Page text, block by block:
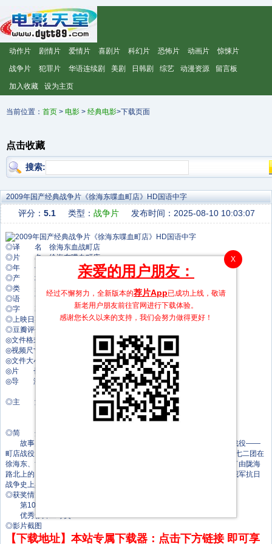
动作片 剧情片 爱情片 喜剧片 科幻片 恐怖片 动画片 惊悚片
战争片 犯罪片 华语连续剧 美剧 日韩剧 综艺 动漫资源 留言板
加入收藏 设为主页
当前位置： 首页 > 电影 > 经典电影>下载页面
点击收藏
搜索:
2009年国产经典战争片《徐海东喋血町店》HD国语中字
评分： 5.1 类型： 战争片 发布时间：2025-08-10 10:03:07
◎译 名 徐海东血战町店
◎片 名 徐海东喋血町店
◎年 代 2009
◎产 地 中国大陆
◎类 别 战争
◎语 言 汉语普通话
◎字 幕 中文字幕
◎上映日期 2009-10-07
◎豆瓣评分 5.1/10 from 134 users
◎文件格式 x264 + ACC
◎视频尺寸 1920 x 1080
◎文件大小 1504 MB
◎片 长 91 Mins
◎导 演 安战军
◎主 演 许亚军
◎简 介
故事片《徐海东血战町店》讲述了发生在阳城县町店镇的一场著名战役——
町店战役。1938年7月6日，八路军第一一五师三四四旅和第三八六旅七七二团在
徐海东、黄克诚指挥下，在阳城县北部芦苇河畔的町店一带，成功伏击了由陇海
路北上的日军第二十五师团机械化部队，击毙日军千余人，这场战役在我军抗日
战争史上具有与“平型关大捷”同等重要的历史地位。
◎获奖情况
第10届百合奖(2010)
优秀影片二等奖
◎影片截图
【下载地址】本站专属下载器：点击下方链接 即可享
X
亲爱的用户朋友：
经过不懈努力，全新版本的荐片App已成功上线，敬请
新老用户朋友前往官网进行下载体验。
感谢您长久以来的支持，我们会努力做得更好！